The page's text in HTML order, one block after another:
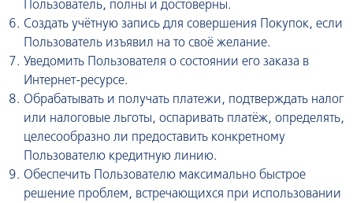
Пользователь, полны и достоверны.
Создать учётную запись для совершения Покупок, если
Пользователь изъявил на то своё желание.
Уведомить Пользователя о состоянии его заказа в
Интернет-ресурсе.
Обрабатывать и получать платежи, подтверждать налог
или налоговые льготы, оспаривать платёж, определять,
целесообразно ли предоставить конкретному
Пользователю кредитную линию.
Обеспечить Пользователю максимально быстрое
решение проблем, встречающихся при использовании